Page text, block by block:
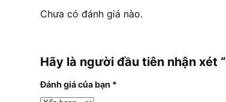
Chưa có đánh giá nào.
Hãy là người đầu tiên nhận xét
Đánh giá của bạn *